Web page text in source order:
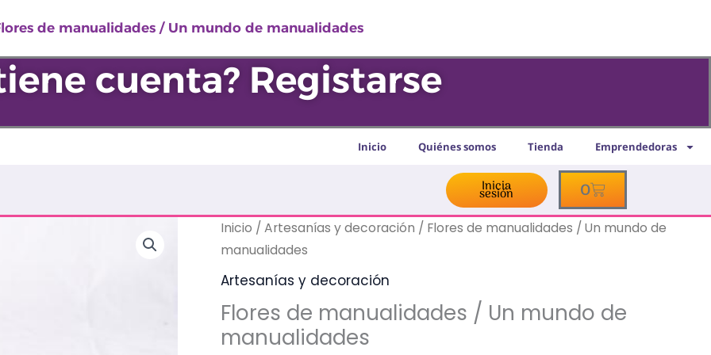
de manualidades / Un mundo de manualidades
cuenta? Registarse
Inicio Quiénes somos Tienda Emprendedoras
Inicia
sesión 0
Cart
Inicio / Artesanías y decoración / Flores de manualidades / Un mundo de
manualidades
Artesanías y decoración
Flores de manualidades / Un mundo de
manualidades
Flores
de
manualidades
Un
mundo
/
mundo
de
cantidad